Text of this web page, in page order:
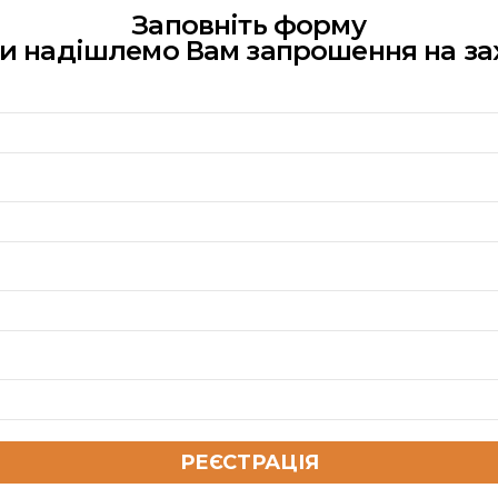
Заповніть форму
надішлемо Вам запрошення на